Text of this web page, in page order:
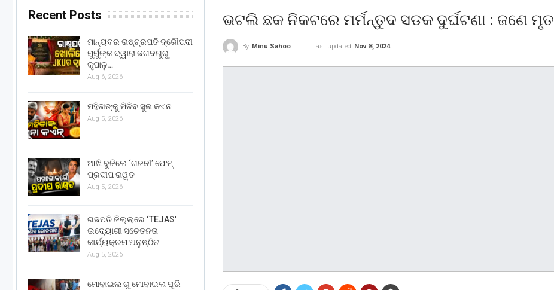
ଭଟଲି ଛକ ନିକଟରେ ମର୍ମନ୍ତୁଦ ସଡକ ଦୁର୍ଘଟଣା : ଜଣେ ମୃତ
By Minu Sahoo Last updated Nov 8, 2024
Recent Posts
ମାନ୍ୟବର ରାଷ୍ଟ୍ରପତି ଦ୍ରୌପଦୀ
ମୁର୍ମୁଙ୍କ ଦ୍ୱାରା ଜଗଦଗୁରୁ
କୃପାଳୁ…
Aug 6, 2026
ମହିଳାଙ୍କୁ ମିଳିବ ସୁନା କଏନ
Aug 5, 2026
ଆଖି ବୁଜିଲେ ‘ଗଜନୀ’ ଫେମ୍
ପ୍ରଦୀପ ରାୱତ
Aug 5, 2026
ଗଜପତି ଜିଲ୍ଲାରେ ‘TEJAS’
ଉଦ୍ୟୋଗୀ ସଚେତନତା
କାର୍ଯ୍ୟକ୍ରମ ଅନୁଷ୍ଠିତ
Aug 5, 2026
ମୋବାଇଲ ରୁ ମୋବାଇଲ ଘୁରି